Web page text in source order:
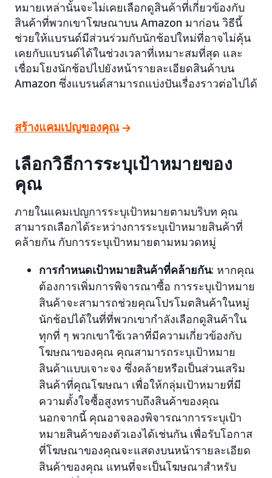
หมายเหล่านั้นจะไม่เคยเลือกดูสินค้าที่เกี่ยวข้องกับ
สินค้าที่พวกเขาโฆษณาบน Amazon มาก่อน วิธีนี้
ช่วยให้แบรนด์มีส่วนร่วมกับนักช้อปใหม่ที่อาจไม่คุ้น
เคยกับแบรนด์ได้ในช่วงเวลาที่เหมาะสมที่สุด และ
เชื่อมโยงนักช้อปไปยังหน้ารายละเอียดสินค้าบน
Amazon ซึ่งแบรนด์สามารถแบ่งปันเรื่องราวต่อไปได้
สร้างแคมเปญของคุณ
เลือกวิธีการระบุเป้าหมายของ
คุณ
ภายในแคมเปญการระบุเป้าหมายตามบริบท คุณ
สามารถเลือกได้ระหว่างการระบุเป้าหมายสินค้าที่
คล้ายกัน กับการระบุเป้าหมายตามหมวดหมู่
การกำหนดเป้าหมายสินค้าที่คล้ายกัน: หากคุณ
ต้องการเพิ่มการพิจารณาซื้อ การระบุเป้าหมาย
สินค้าจะสามารถช่วยคุณโปรโมตสินค้าในหมู่
นักช้อปได้ในที่ที่พวกเขากำลังเลือกดูสินค้าใน
ทุกที่ ๆ พวกเขาใช้เวลาที่มีความเกี่ยวข้องกับ
โฆษณาของคุณ คุณสามารถระบุเป้าหมาย
สินค้าแบบเจาะจง ซึ่งคล้ายหรือเป็นส่วนเสริม
สินค้าที่คุณโฆษณา เพื่อให้กลุ่มเป้าหมายที่มี
ความตั้งใจซื้อสูงทราบถึงสินค้าของคุณ
นอกจากนี้ คุณอาจลองพิจารณาการระบุเป้า
หมายสินค้าของตัวเองได้เช่นกัน เพื่อรับโอกาส
ที่โฆษณาของคุณจะแสดงบนหน้ารายละเอียด
สินค้าของคุณ แทนที่จะเป็นโฆษณาสำหรับ